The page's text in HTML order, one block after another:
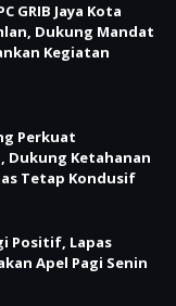
GRIB Jaya Kota
Dukung Mandat
Kegiatan
Perkuat
Dukung Ketahanan
Tetap Kondusif
Positif, Lapas
Apel Pagi Senin